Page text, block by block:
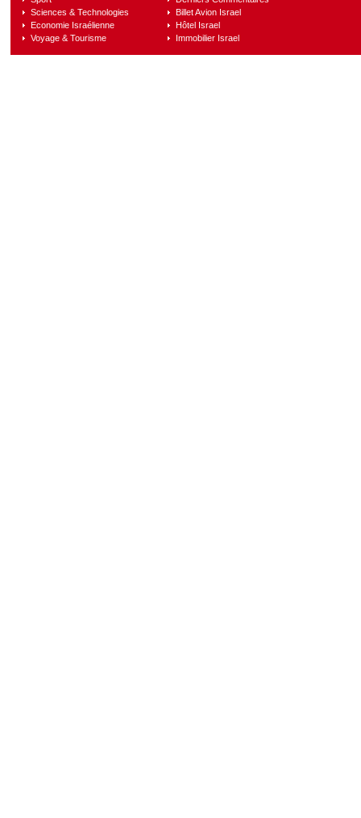
Sciences & Technologies
Economie Israélienne
Voyage & Tourisme
Billet Avion Israel
Hôtel Israel
Immobilier Israel